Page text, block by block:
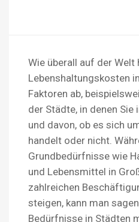
Wie überall auf der Welt
Lebenshaltungskosten
Faktoren ab,
der Städte, in denen Sie
und davon, ob es sich
handelt oder nicht.
Grundbedürfnisse wie
und Lebensmittel in
zahlreichen
steigen, kann man
Bedürfnisse in Städten